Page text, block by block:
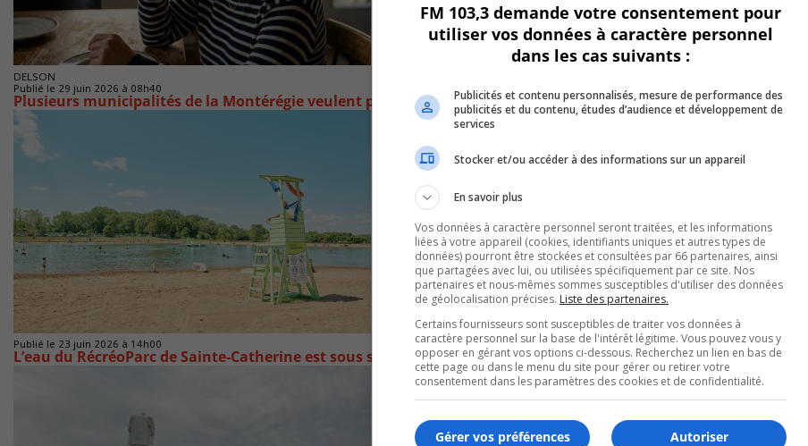
DELSON
Publié le 29 juin 2026 à 08h40
Plusieurs municipalités de la Montérégie veulent protéger l’eau
Publié le 23 juin 2026 à 14h00
L’eau du RécréoParc de Sainte-Catherine est sous surveillance
FM 103,3 demande votre consentement pour
utiliser vos données à caractère personnel
dans les cas suivants :
Publicités et contenu personnalisés, mesure de performance des
publicités et du contenu, études d’audience et développement de
services
Stocker et/ou accéder à des informations sur un appareil
En savoir plus
Vos données à caractère personnel seront traitées, et les informations
liées à votre appareil (cookies, identifiants uniques et autres types de
données) pourront être stockées et consultées par 66 partenaires, ainsi
que partagées avec lui, ou utilisées spécifiquement par ce site. Nos
partenaires et nous-mêmes sommes susceptibles d'utiliser des données
de géolocalisation précises. Liste des partenaires.
Certains fournisseurs sont susceptibles de traiter vos données à
caractère personnel sur la base de l'intérêt légitime. Vous pouvez vous y
opposer en gérant vos options ci-dessous. Recherchez un lien en bas de
cette page ou dans le menu du site pour gérer ou retirer votre
consentement dans les paramètres des cookies et de confidentialité.
Autoriser
Gérer vos préférences